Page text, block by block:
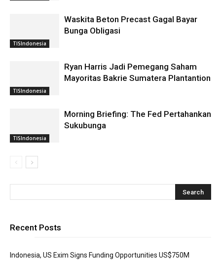
TISIndonesia
Waskita Beton Precast Gagal Bayar
Bunga Obligasi
TISIndonesia
Ryan Harris Jadi Pemegang Saham
Mayoritas Bakrie Sumatera Plantantion
TISIndonesia
Morning Briefing: The Fed Pertahankan
Sukubunga
Recent Posts
Indonesia, US Exim Signs Funding Opportunities US$750M